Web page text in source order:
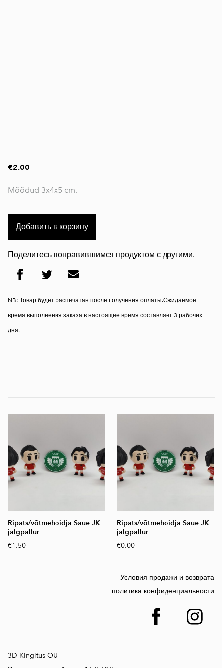
€2.00
Mõõdud 3x4x5 cm.
Добавить в корзину
Поделитесь понравившимся продуктом с другими.
NB: Товар будет распечатан после получения оплаты.Ожидаемое
время выполнения заказа в настоящее время составляет 3 рабочих
дня.
Ripats/võtmehoidja Saue JK
jalgpallur
€1.50
Ripats/võtmehoidja Saue JK
jalgpallur
€0.00
Условия продажи и возврата
политика конфиденциальности
3D Kingitus OÜ